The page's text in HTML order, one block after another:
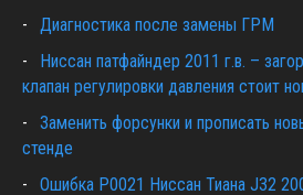
Диагностика после замены ГРМ
Ниссан патфайндер 2011 г.в. –
клапан регулировки давления стоит
Заменить форсунки и прописать
стенде
Ошибка Р0021 Ниссан Тиана J32